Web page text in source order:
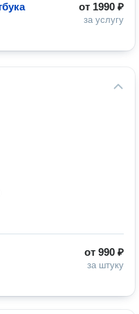
от 1990 ₽
за услугу
от 990 ₽
за штуку